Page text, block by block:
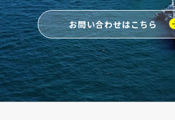
お問い合わせはこちら